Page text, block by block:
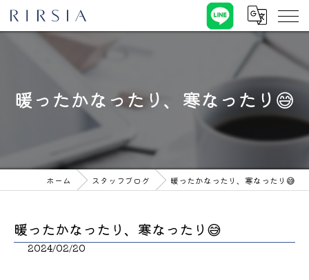
暖ったかなったり、寒なったり😅
ホーム スタッフブログ 暖ったかなったり、寒なったり😅
暖ったかなったり、寒なったり😅
2024/02/20